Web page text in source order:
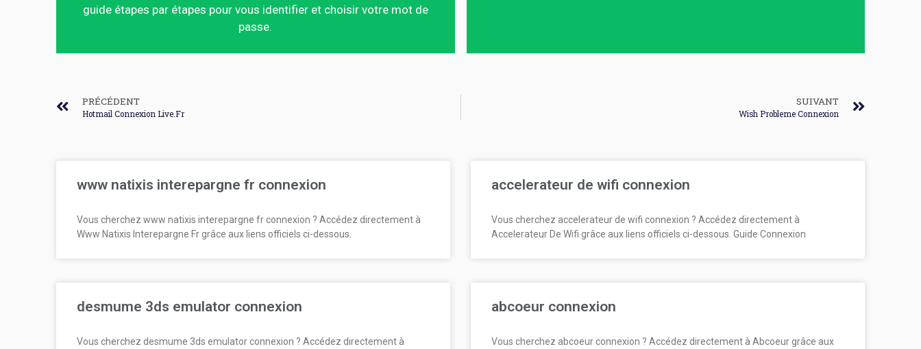
guide étapes par étapes pour vous identifier et choisir votre mot de
passe.
PRÉCÉDENT
Hotmail Connexion Live.Fr
SUIVANT
Wish Probleme Connexion
www natixis interepargne fr connexion
Vous cherchez www natixis interepargne fr connexion ? Accédez directement à
Www Natixis Interepargne Fr grâce aux liens officiels ci-dessous.
accelerateur de wifi connexion
Vous cherchez accelerateur de wifi connexion ? Accédez directement à
Accelerateur De Wifi grâce aux liens officiels ci-dessous. Guide Connexion
desmume 3ds emulator connexion
Vous cherchez desmume 3ds emulator connexion ? Accédez directement à
abcoeur connexion
Vous cherchez abcoeur connexion ? Accédez directement à Abcoeur grâce aux